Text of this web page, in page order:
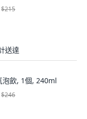
$215
送達
泡飲, 1個, 240ml
$246